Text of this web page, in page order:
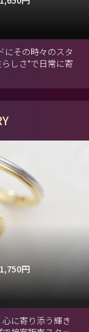
その時々のスタ
しさ"で日常に寄
円
に寄り添う輝き